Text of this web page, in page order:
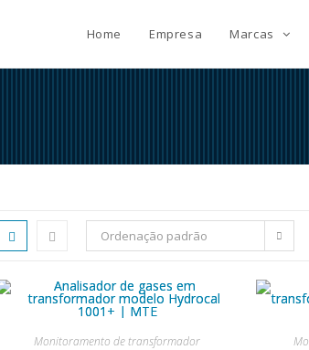
Home Empresa Marcas
Ordenação padrão
Monitoramento de transformador